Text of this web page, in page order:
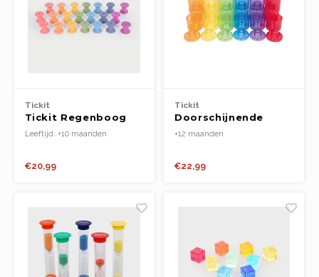
Tickit
Tickit Regenboog
Houten Spoelen
Leeftijd: +10 maanden
€20,99
Tickit
Doorschijnende
Kleurenpotten
+12 maanden
€22,99